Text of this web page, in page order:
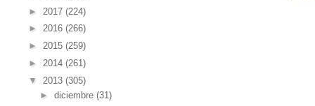
► 2017 (224)
► 2016 (266)
► 2015 (259)
► 2014 (261)
▼ 2013 (305)
► diciembre (31)